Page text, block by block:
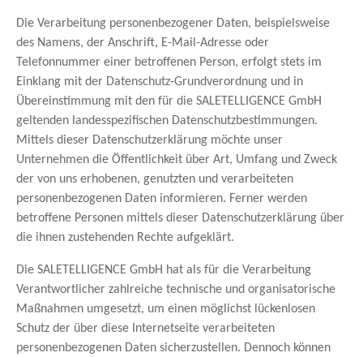
Die Verarbeitung personenbezogener Daten, beispielsweise
des Namens, der Anschrift, E-Mail-Adresse oder
Telefonnummer einer betroffenen Person, erfolgt stets im
Einklang mit der Datenschutz-Grundverordnung und in
Übereinstimmung mit den für die SALETELLIGENCE GmbH
geltenden landesspezifischen Datenschutzbestimmungen.
Mittels dieser Datenschutzerklärung möchte unser
Unternehmen die Öffentlichkeit über Art, Umfang und Zweck
der von uns erhobenen, genutzten und verarbeiteten
personenbezogenen Daten informieren. Ferner werden
betroffene Personen mittels dieser Datenschutzerklärung über
die ihnen zustehenden Rechte aufgeklärt.
Die SALETELLIGENCE GmbH hat als für die Verarbeitung
Verantwortlicher zahlreiche technische und organisatorische
Maßnahmen umgesetzt, um einen möglichst lückenlosen
Schutz der über diese Internetseite verarbeiteten
personenbezogenen Daten sicherzustellen. Dennoch können